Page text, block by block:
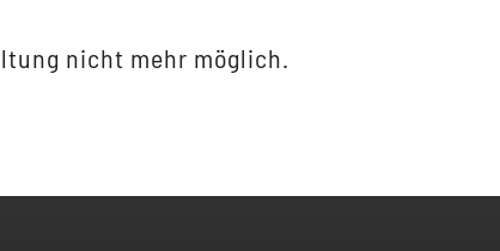
nicht mehr möglich.